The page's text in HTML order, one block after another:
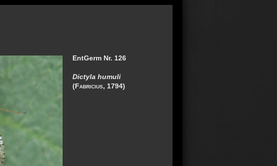
EntGerm Nr. 126
Dictyla humuli
(Fabricius, 1794)